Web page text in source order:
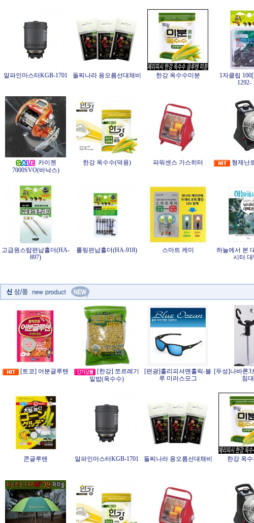
알파인마스터KGB-1701 돌찌나라 용오름선대채비 한강 옥수수미분
1자클립
1292-
카이젠
7000SVO(바낙스)
한강 옥수수(덕용) 파워센스 가스히터 형제난
고급원스탑편납홀더(HA-
897)
롤링편납홀더(HA-918) 스마트 케미
하늘에서 본
시터
[토코] 어분글루텐
[한강] 쪼르레기
밑밥(옥수수)
[편광]홀리피셔맨홀릭-블
루 미러스모그
[두성]나바론3
침
콘글루텐 알파인마스터KGB-1701 돌찌나라 용오름선대채비 한강 옥